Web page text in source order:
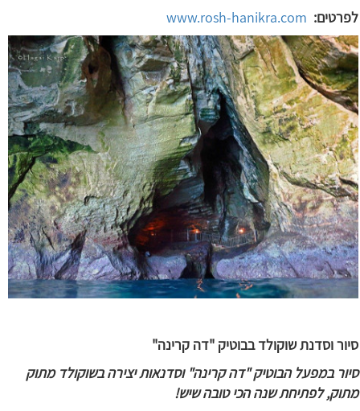
לפרטים: www.rosh-hanikra.com
סיור וסדנת שוקולד בבוטיק "דה קרינה"
סיור במפעל הבוטיק "דה קרינה" וסדנאות יצירה בשוקולד מתוק
מתוק, לפתיחת שנה הכי טובה שיש!